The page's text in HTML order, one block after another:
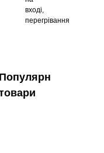
вході,
перегрівання